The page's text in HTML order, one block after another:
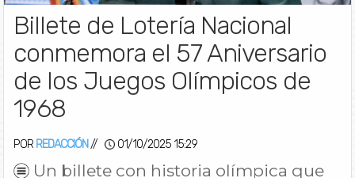
Billete de Lotería Nacional
conmemora el 57 Aniversario
de los Juegos Olímpicos de
1968
POR REDACCIÓN // 01/10/2025 15:29
Un billete con historia olímpica que